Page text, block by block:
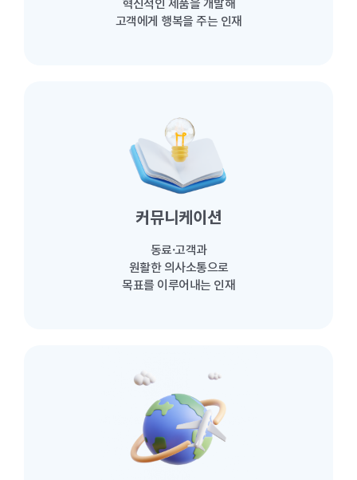
고객에게 행복을 주는 인재
커뮤니케이션
동료·고객과
원활한 의사소통으로
목표를 이루어내는 인재